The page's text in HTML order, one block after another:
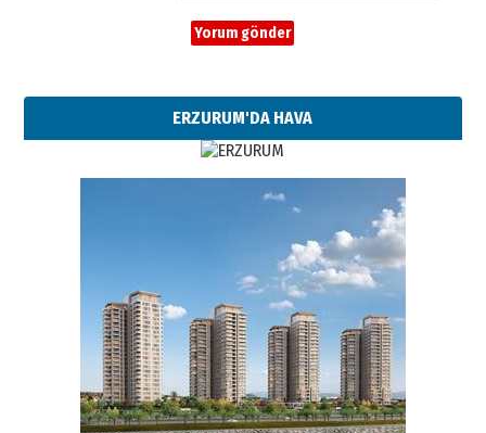
ERZURUM'DA HAVA
Esat BİNDESEN
Başkan Sekmen’den Erzurum’a
bir vizyon proje daha!
02 Ağustos 2026 Pazar